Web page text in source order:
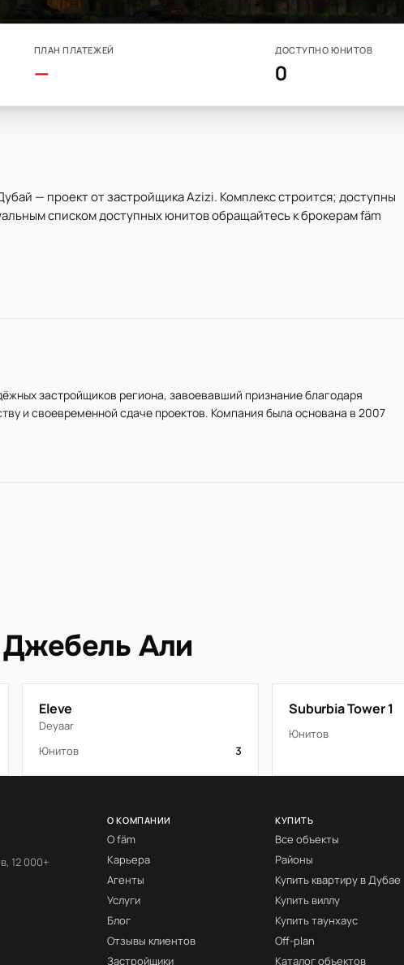
ПЛАН ПЛАТЕЖЕЙ
—
ДОСТУПНО ЮНИТОВ
0
— проект от застройщика Azizi. Комплекс строится; доступны
списком доступных юнитов обращайтесь к брокерам fäm
застройщиков региона, завоевавший признание благодаря
и своевременной сдаче проектов. Компания была основана в 2007
Али
Eleve
Deyaar
Юнитов
3
Suburbia Tower 1
Юнитов
12 000+
О КОМПАНИИ
О fäm
Карьера
Агенты
Услуги
Блог
Отзывы клиентов
Застройщики
КУПИТЬ
Все объекты
Районы
Купить квартиру в Дубае
Купить виллу
Купить таунхаус
Off-plan
Каталог объектов